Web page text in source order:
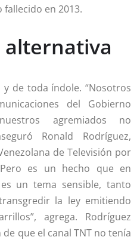
en 2013.
alternativa
de toda índole. “Nosotros
del Gobierno
agremiados no
Ronald Rodríguez,
de Televisión por
es un hecho que en
un tema sensible, tanto
la ley emitiendo
agrega. Rodríguez
que el canal TNT no tenía